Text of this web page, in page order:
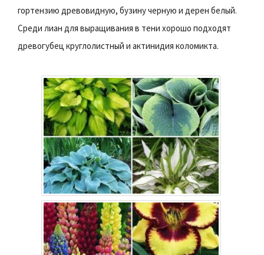
гортензию древовидную, бузину черную и дерен белый.
Среди лиан для выращивания в тени хорошо подходят
древогубец круглолистный и актинидия коломикта.